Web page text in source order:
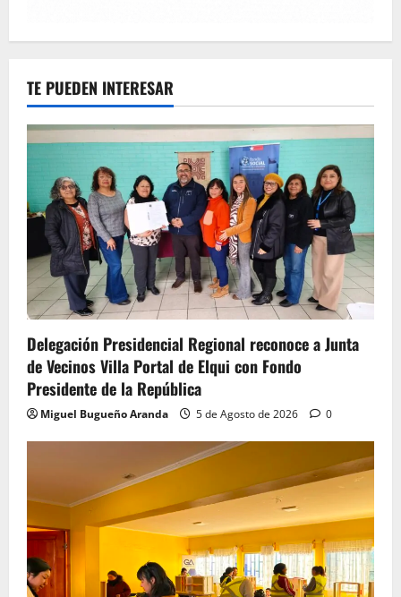
TE PUEDEN INTERESAR
Delegación Presidencial Regional reconoce a Junta
de Vecinos Villa Portal de Elqui con Fondo
Presidente de la República
Miguel Bugueño Aranda 5 de Agosto de 2026 0